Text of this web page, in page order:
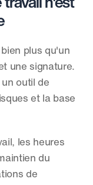
n'est
plus qu'un
une signature.
outil de
et la base
les heures
du
de